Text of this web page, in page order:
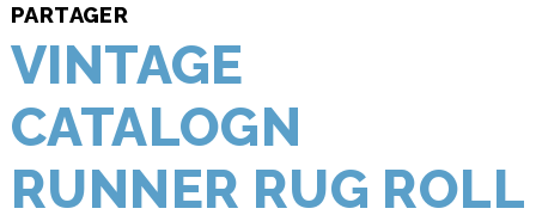
PARTAGER
VINTAGE
CATALOGN
RUNNER RUG ROLL